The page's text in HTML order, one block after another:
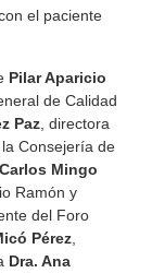
el paciente
Pilar Aparicio
de Calidad
Paz , directora
Consejería de
Mingo
Ramón y
del Foro
Pérez
Dra. Ana